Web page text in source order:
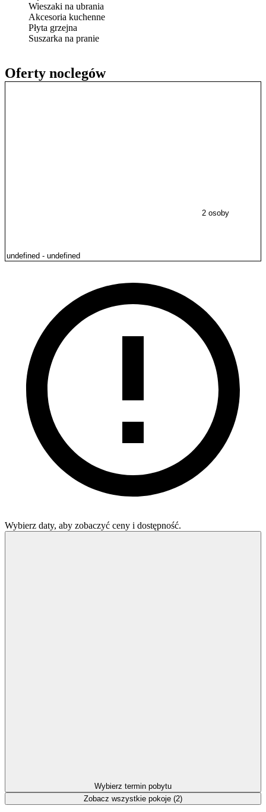
Oferty noclegów
2 osoby
Wybierz daty, aby zobaczyć ceny i dostępność.
Wybierz termin pobytu
Zobacz wszystkie pokoje (2)
Wieszaki na ubrania
Akcesoria kuchenne
Płyta grzejna
Suszarka na pranie